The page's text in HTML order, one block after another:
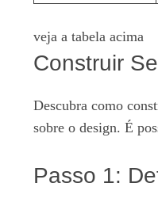
veja a tabela acima
Construir
Descubra como
sobre o design. É
Passo 1: